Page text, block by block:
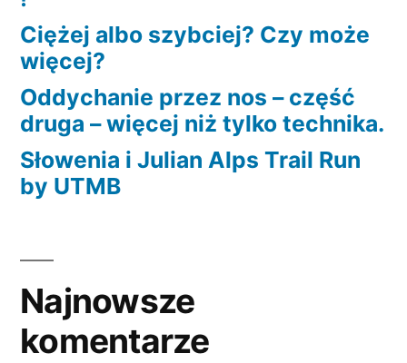
Ciężej albo szybciej? Czy może
więcej?
Oddychanie przez nos – część
druga – więcej niż tylko technika.
Słowenia i Julian Alps Trail Run
by UTMB
Najnowsze
komentarze